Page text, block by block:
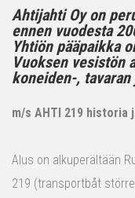
Ahtijahti Oy on
ennen vuodesta
Yhtiön pääpaikka
Vuoksen vesistön
koneiden-,
m/s AHTI 219 historia
Alus on alkuperältään
219 (transportbåt